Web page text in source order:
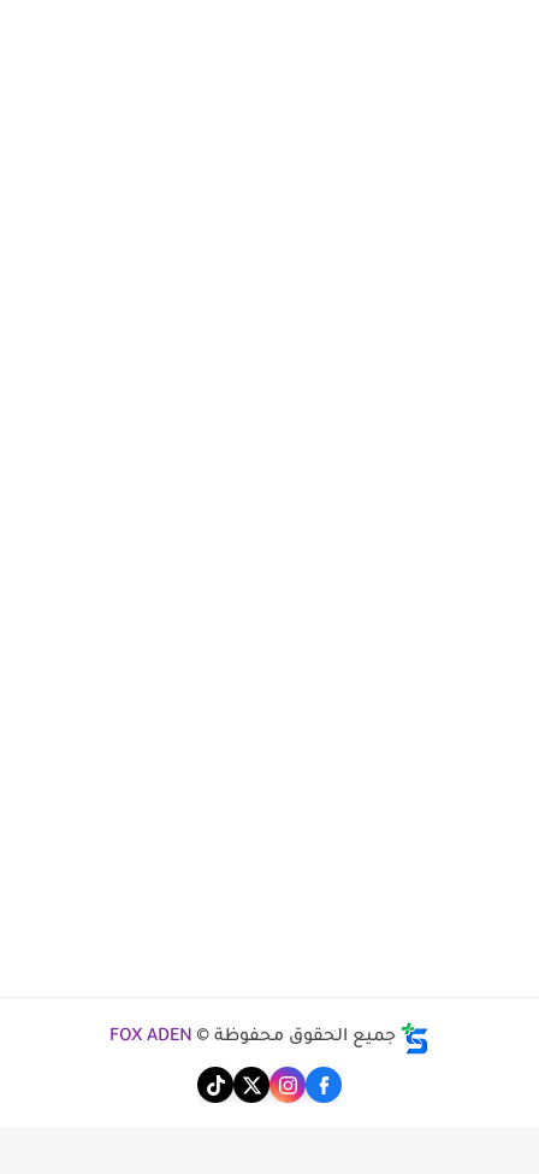
جميع الحقوق محفوظة © FOX ADEN